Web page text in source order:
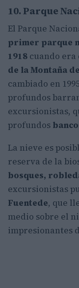
10. Parque
El Parque
primer parque
1918 cuando era
de la Montaña
cambiado en
profundos
excursionistas,
profundos
La nieve es
reserva de la
bosques,
excursionistas
Fuentede, que
medio sobre el
impresionantes